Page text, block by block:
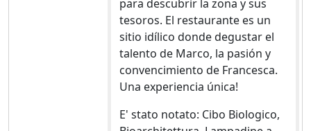
para descubrir la zona y sus
tesoros. El restaurante es un
sitio idílico donde degustar el
talento de Marco, la pasión y
convencimiento de Francesca.
Una experiencia única!
E' stato notato: Cibo Biologico,